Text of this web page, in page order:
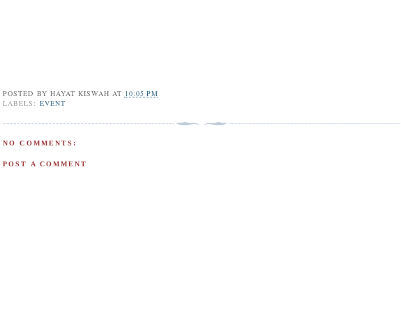
POSTED BY HAYAT KISWAH AT 10:05 PM
LABELS: EVENT
NO COMMENTS:
POST A COMMENT